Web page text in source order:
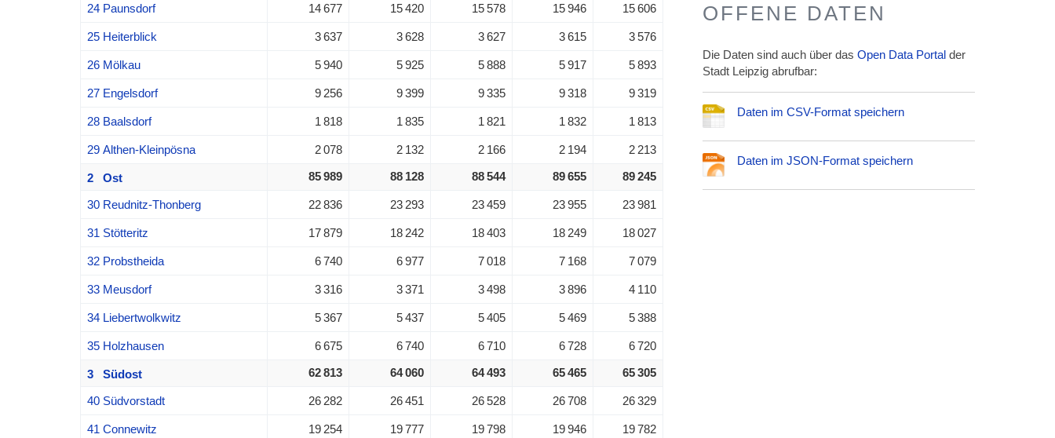
24 Paunsdorf 14 677 15 420 15 578 15 946 15 606
25 Heiterblick 3 637 3 628 3 627 3 615 3 576
26 Mölkau 5 940 5 925 5 888 5 917 5 893
27 Engelsdorf 9 256 9 399 9 335 9 318 9 319
28 Baalsdorf 1 818 1 835 1 821 1 832 1 813
29 Althen-Kleinpösna 2 078 2 132 2 166 2 194 2 213
2 Ost 85 989 88 128 88 544 89 655 89 245
30 Reudnitz-Thonberg 22 836 23 293 23 459 23 955 23 981
31 Stötteritz 17 879 18 242 18 403 18 249 18 027
32 Probstheida 6 740 6 977 7 018 7 168 7 079
33 Meusdorf 3 316 3 371 3 498 3 896 4 110
34 Liebertwolkwitz 5 367 5 437 5 405 5 469 5 388
35 Holzhausen 6 675 6 740 6 710 6 728 6 720
3 Südost 62 813 64 060 64 493 65 465 65 305
40 Südvorstadt 26 282 26 451 26 528 26 708 26 329
41 Connewitz 19 254 19 777 19 798 19 946 19 782
OFFENE DATEN
Die Daten sind auch über dasOpen Data Portal der
Stadt Leipzig abrufbar:
Daten im CSV-Format speichern
Daten im JSON-Format speichern